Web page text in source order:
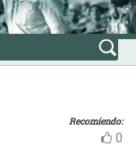
Recomiendo:
0